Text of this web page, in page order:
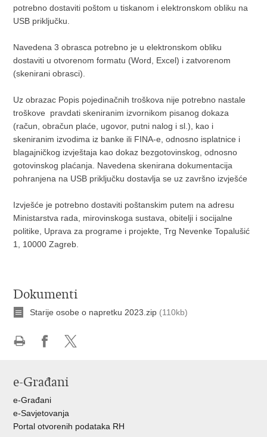
potrebno dostaviti poštom u tiskanom i elektronskom obliku na
USB priključku.
Navedena 3 obrasca potrebno je u elektronskom obliku
dostaviti u otvorenom formatu (Word, Excel) i zatvorenom
(skenirani obrasci).
Uz obrazac Popis pojedinačnih troškova nije potrebno nastale
troškove pravdati skeniranim izvornikom pisanog dokaza
(račun, obračun plaće, ugovor, putni nalog i sl.), kao i
skeniranim izvodima iz banke ili FINA-e, odnosno isplatnice i
blagajničkog izvještaja kao dokaz bezgotovinskog, odnosno
gotovinskog plaćanja. Navedena skenirana dokumentacija
pohranjena na USB priključku dostavlja se uz završno izvješće
Izvješće je potrebno dostaviti poštanskim putem na adresu
Ministarstva rada, mirovinskoga sustava, obitelji i socijalne
politike, Uprava za programe i projekte, Trg Nevenke Topalušić
1, 10000 Zagreb.
Dokumenti
Starije osobe o napretku 2023.zip (110kb)
Facebooku
X-
e-Građani
e-Građani
e-Savjetovanja
Portal otvorenih podataka RH